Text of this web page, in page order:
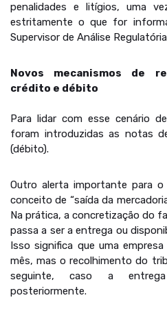
penalidades e litígios, uma
estritamente o que for
Supervisor de Análise
Novos mecanismos de
crédito e débito
Para lidar com esse cenário
foram introduzidas as notas
(débito).
Outro alerta importante para
conceito de “saída da
Na prática, a concretização do
passa a ser a entrega ou
Isso significa que uma
mês, mas o recolhimento do
seguinte, caso a
posteriormente.